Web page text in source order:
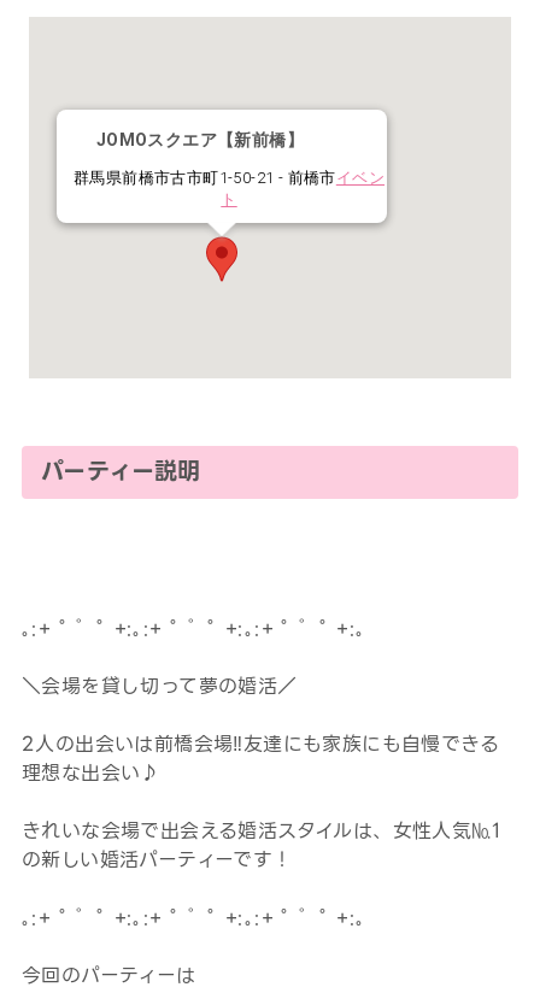
JOMOスクエア【新前橋】
群馬県前橋市古市町1-50-21 - 前橋市イベン
ト
パーティー説明
｡:+ ﾟ ゜ﾟ +:｡:+ ﾟ ゜ﾟ +:｡:+ ﾟ ゜ﾟ +:｡
＼会場を貸し切って夢の婚活／
2人の出会いは前橋会場‼友達にも家族にも自慢できる
理想な出会い♪
きれいな会場で出会える婚活スタイルは、女性人気№1
の新しい婚活パーティーです！
｡:+ ﾟ ゜ﾟ +:｡:+ ﾟ ゜ﾟ +:｡:+ ﾟ ゜ﾟ +:｡
今回のパーティーは